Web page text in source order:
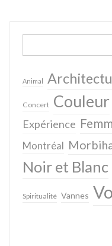
Search
Animal
Concert Couleur
Expérience
Montréal
Noir et Blanc
Spiritualité Vannes